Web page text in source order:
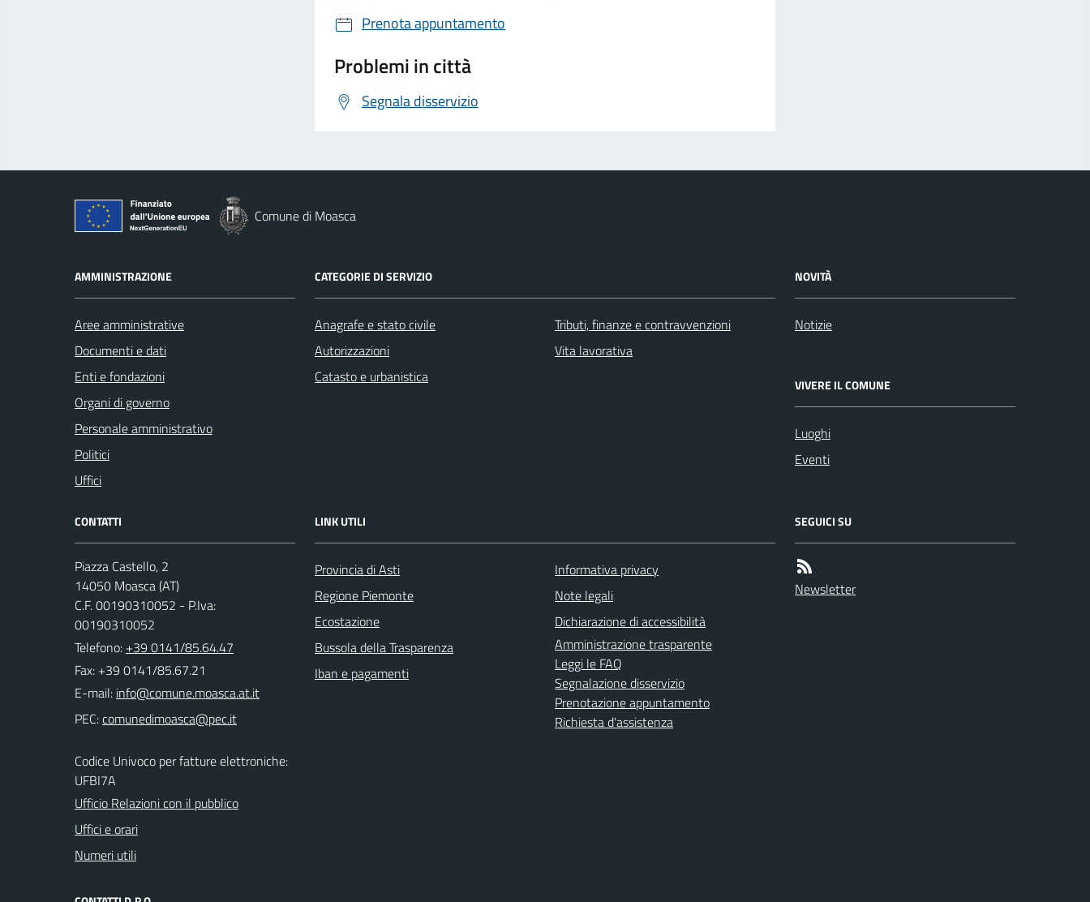
Prenota appuntamento
Problemi in città
Segnala disservizio
Comune di Moasca
AMMINISTRAZIONE
Aree amministrative
Documenti e dati
Enti e fondazioni
Organi di governo
Personale amministrativo
Politici
Uffici
CATEGORIE DI SERVIZIO
Anagrafe e stato civile
Autorizzazioni
Catasto e urbanistica
Tributi, finanze e contravvenzioni
Vita lavorativa
NOVITÀ
Notizie
VIVERE IL COMUNE
Luoghi
Eventi
CONTATTI
Piazza Castello, 2
14050 Moasca (AT)
C.F. 00190310052 - P.Iva:
00190310052
Telefono: +39 0141/85.64.47
Fax: +39 0141/85.67.21
E-mail:
PEC:
Codice Univoco per fatture elettroniche:
UFBI7A
Ufficio Relazioni con il pubblico
Uffici e orari
Numeri utili
LINK UTILI
Provincia di Asti
Regione Piemonte
Ecostazione
Bussola della Trasparenza
Iban e pagamenti
Informativa privacy
Note legali
Dichiarazione di accessibilità
Amministrazione trasparente
Leggi le FAQ
Segnalazione disservizio
Prenotazione appuntamento
Richiesta d'assistenza
SEGUICI SU
Newsletter